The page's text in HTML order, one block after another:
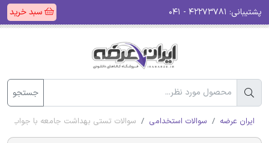
پشتیبانی: سبد خرید
جستجو
ایران عرضه سوالات استخدامی سوالات تستی بهداشت جامعه با جواب